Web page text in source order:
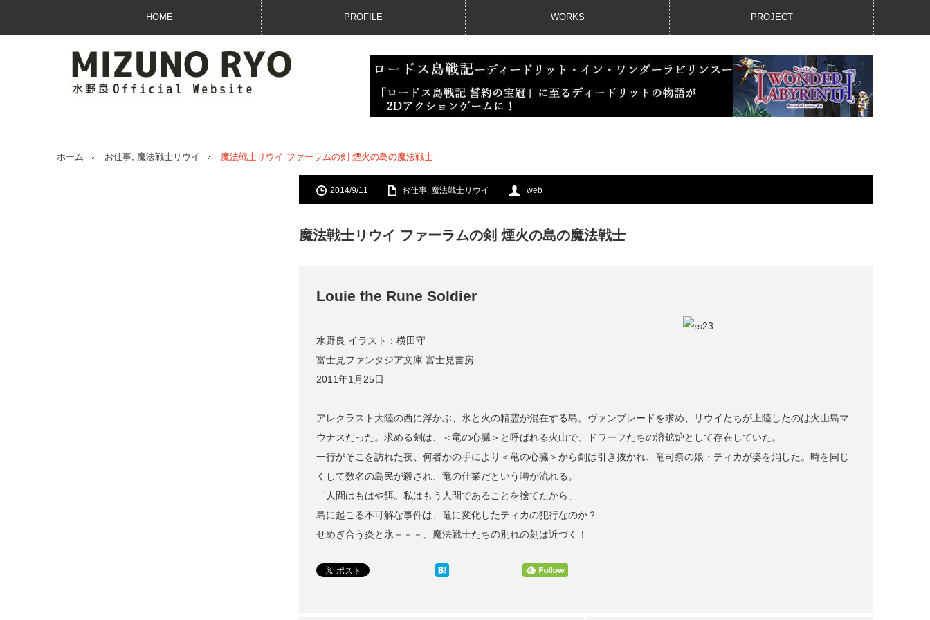
HOME PROFILE WORKS PROJECT
ホーム お仕事, 魔法戦士リウイ 魔法戦士リウイ ファーラムの剣 煙火の島の魔法戦士
2014/9/11 お仕事, 魔法戦士リウイ web
魔法戦士リウイ ファーラムの剣 煙火の島の魔法戦士
Louie the Rune Soldier
水野良 イラスト：横田守
富士見ファンタジア文庫 富士見書房
2011年1月25日
アレクラスト大陸の西に浮かぶ、氷と火の精霊が混在する島。ヴァンブレードを求め、リウイたちが上陸したのは火山島マ
ウナスだった。求める剣は、＜竜の心臓＞と呼ばれる火山で、ドワーフたちの溶鉱炉として存在していた。
一行がそこを訪れた夜、何者かの手により＜竜の心臓＞から剣は引き抜かれ、竜司祭の娘・ティカが姿を消した。時を同じ
くして数名の島民が殺され、竜の仕業だという噂が流れる。
「人間はもはや餌。私はもう人間であることを捨てたから」
島に起こる不可解な事件は、竜に変化したティカの犯行なのか？
せめぎ合う炎と氷－－－、魔法戦士たちの別れの刻は近づく！